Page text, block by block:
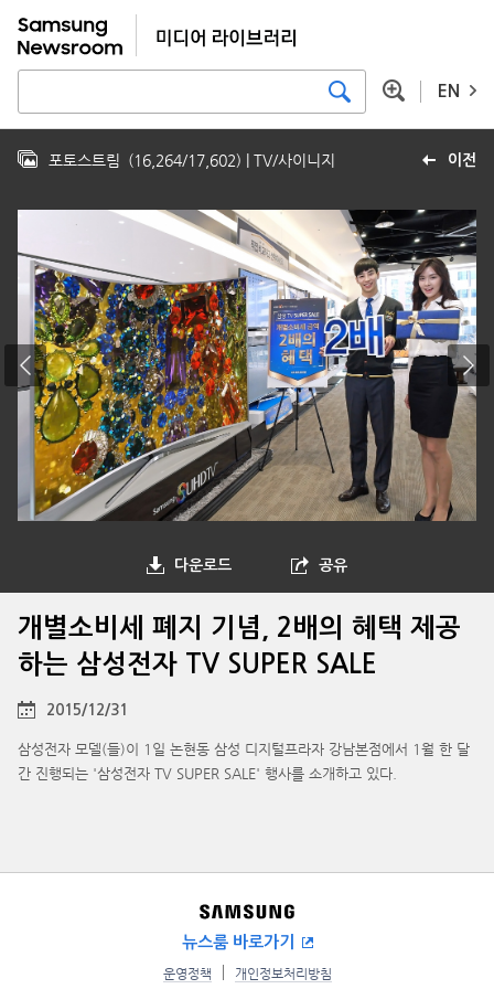
EN
이전
포토스트림 (16,264/17,602) | TV/사이니지
다운로드 공유
개별소비세 폐지 기념, 2배의 혜택 제공
하는 삼성전자 TV SUPER SALE
2015/12/31
삼성전자 모델(들)이 1일 논현동 삼성 디지털프라자 강남본점에서 1월 한 달
간 진행되는 '삼성전자 TV SUPER SALE' 행사를 소개하고 있다.
뉴스룸 바로가기
운영정책 개인정보처리방침